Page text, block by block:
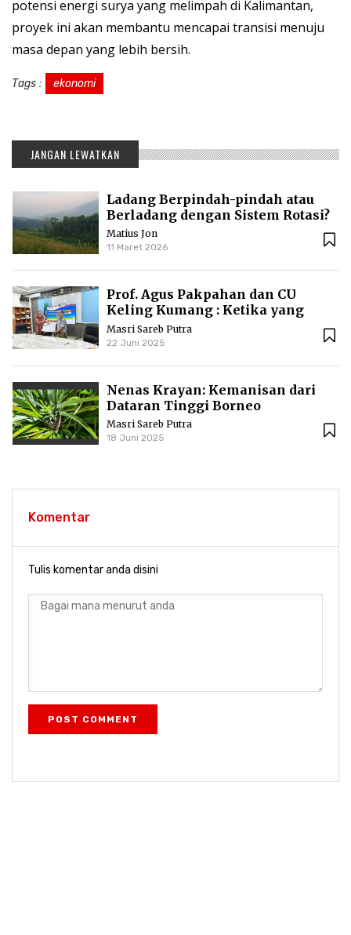
potensi energi surya yang melimpah di Kalimantan,
proyek ini akan membantu mencapai transisi menuju
masa depan yang lebih bersih.
Tags : ekonomi
JANGAN LEWATKAN
Ladang Berpindah-pindah atau
Berladang dengan Sistem Rotasi?
Matius Jon
11 Maret 2026
Prof. Agus Pakpahan dan CU
Keling Kumang : Ketika yang
Kecil Mengajari yang Besar
Masri Sareb Putra
22 Juni 2025
Nenas Krayan: Kemanisan dari
Dataran Tinggi Borneo
Masri Sareb Putra
18 Juni 2025
Komentar
Tulis komentar anda disini
POST COMMENT